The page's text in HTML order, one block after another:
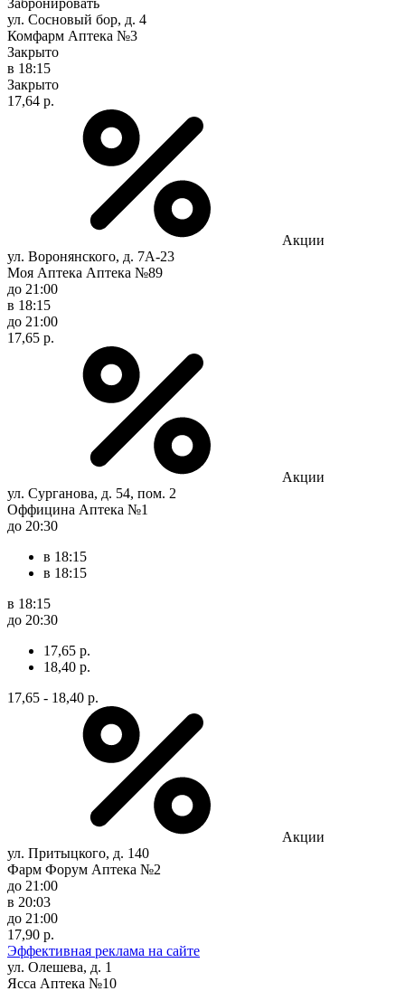
ул. Сосновый бор, д. 4
Комфарм Аптека №3
Закрыто
в 18:15
Закрыто
17,64 р.
Акции
ул. Воронянского, д. 7А-23
Моя Аптека Аптека №89
до 21:00
в 18:15
до 21:00
17,65 р.
Акции
ул. Сурганова, д. 54, пом. 2
Оффицина Аптека №1
до 20:30
в 18:15
в 18:15
в 18:15
до 20:30
17,65 р.
18,40 р.
17,65 - 18,40 р.
Акции
ул. Притыцкого, д. 140
Фарм Форум Аптека №2
до 21:00
в 20:03
до 21:00
17,90 р.
Эффективная реклама на сайте
ул. Олешева, д. 1
Ясса Аптека №10